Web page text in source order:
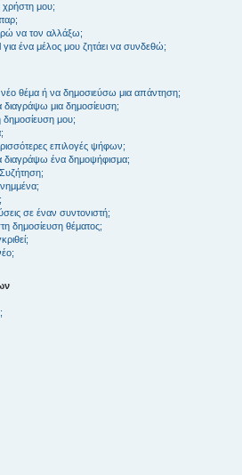
χρήστη μου;
να τον αλλάξω;
ένα μέλος μου ζητάει να συνδεθώ;
θέμα ή να δημοσιεύσω μια απάντηση;
μια δημοσίευση;
μου;
επιλογές ψήφων;
ένα δημοψήφισμα;
σε έναν συντονιστή;
δημοσίευση θέματος;